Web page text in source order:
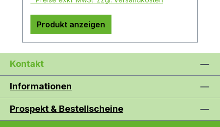
Produkt anzeigen
Kontakt
Informationen
Prospekt & Bestellscheine